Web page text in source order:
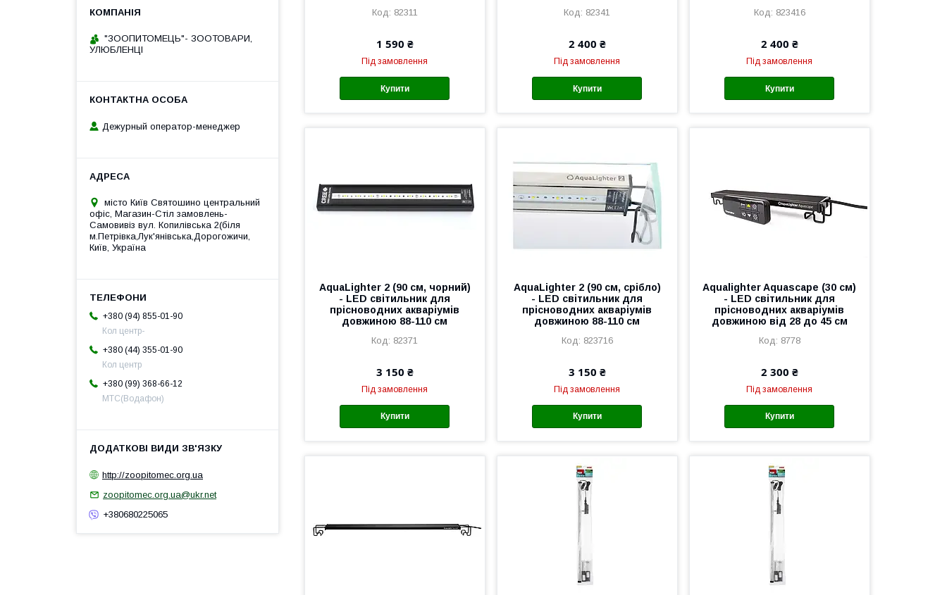
82311
1 590 ₴
Під замовлення
Купити
82341
2 400 ₴
Під замовлення
Купити
823416
2 400 ₴
Під замовлення
Купити
AquaLighter 2 (90 см, чорний)
- LED світильник для
прісноводних акваріумів
довжиною 88-110 см
82371
3 150 ₴
Під замовлення
Купити
AquaLighter 2 (90 см, срібло)
- LED світильник для
прісноводних акваріумів
довжиною 88-110 см
823716
3 150 ₴
Під замовлення
Купити
Aqualighter Aquascape (30 см)
- LED світильник для
прісноводних акваріумів
довжиною від 28 до 45 см
8778
2 300 ₴
Під замовлення
Купити
"ЗООПИТОМЕЦЬ"- ЗООТОВАРИ,
УЛЮБЛЕНЦІ
Дежурный оператор-менеджер
місто Київ Святошино центральний
офіс, Магазин-Стіл замовлень-
Самовивіз вул. Копилівська 2(біля
м.Петрівка,Лук'янівська,Дорогожичи,
Київ, Україна
+380 (94) 855-01-90
Кол центр-
+380 (44) 355-01-90
Кол центр
+380 (99) 368-66-12
МТС(Водафон)
http://zoopitomec.org.ua
zoopitomec.org.ua@ukr.net
+380680225065